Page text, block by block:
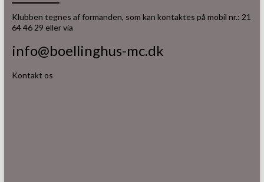
Klubben tegnes af formanden, som kan kontaktes på mobil nr.: 21
64 46 29 eller via
info@boellinghus-mc.dk
Kontakt os